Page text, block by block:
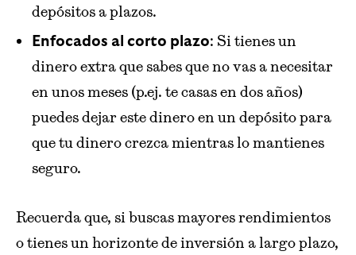
depósitos a plazos.
Enfocados al corto plazo: Si tienes un
dinero extra que sabes que no vas a necesitar
en unos meses (p.ej. te casas en dos años)
puedes dejar este dinero en un depósito para
que tu dinero crezca mientras lo mantienes
seguro.
Recuerda que, si buscas mayores rendimientos
o tienes un horizonte de inversión a largo plazo,